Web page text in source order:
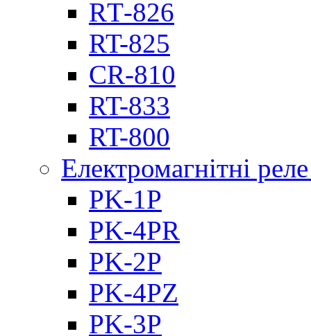
RТ-826
RT-825
CR-810
RT-833
RT-800
Електромагнітні
PK-1P
PK-4PR
PK-2Р
PK-4PZ
PK-3Р